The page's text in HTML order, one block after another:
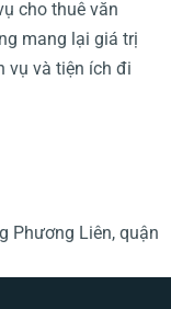
cho thuê văn
mang lại giá trị
vụ và tiện ích đi
Phương Liên, quận